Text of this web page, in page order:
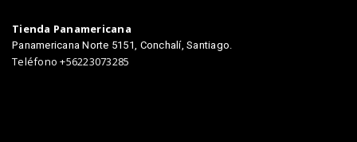
Tienda Panamericana
Panamericana Norte 5151, Conchalí, Santiago.
Teléfono +56223073285